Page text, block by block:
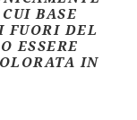
BASE
FUORI DEL
ESSERE
IN